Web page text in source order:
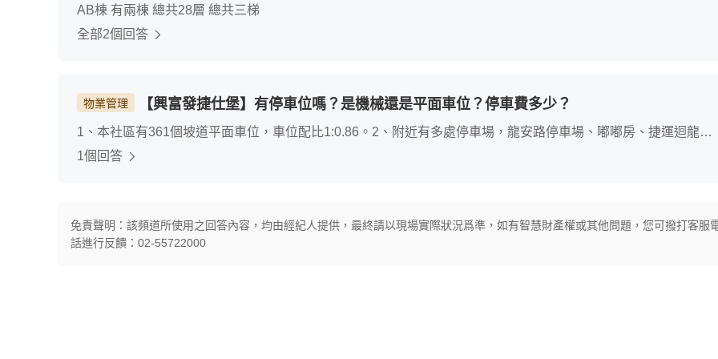
AB棟 有兩棟 總共28層 總共三梯
全部2個回答
物業管理 【興富發捷仕堡】有停車位嗎？是機械還是平面車位？停車費多少？
1、本社區有361個坡道平面車位，車位配比1:0.86。2、附近有多處停車場，龍安路停車場、嘟嘟房、捷運迴龍站
停車場，及龍鳳停車場。
1個回答
免責聲明：該頻道所使用之回答內容，均由經紀人提供，最終請以現場實際狀況爲準，如有智慧財產權或其他問題，您可撥打客服
話進行反饋：02-55722000